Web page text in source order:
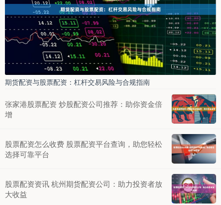
期货配资与股票配资：杠杆交易风险与合规指南
张家港股票配资 炒股配资公司推荐：助你资金倍
增
股票配资怎么收费 股票配资平台查询，助您轻松
选择可靠平台
股票配资资讯 杭州期货配资公司：助力投资者放
大收益